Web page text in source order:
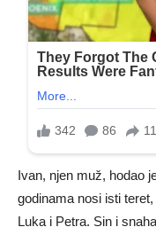
Ivan, njen muž, hodao
godinama nosi isti
Luka i Petra. Sin i